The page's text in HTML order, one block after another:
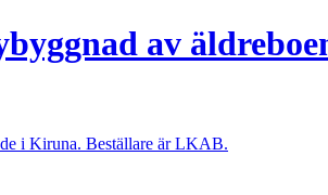
av
i Kiruna. Beställare är LKAB.